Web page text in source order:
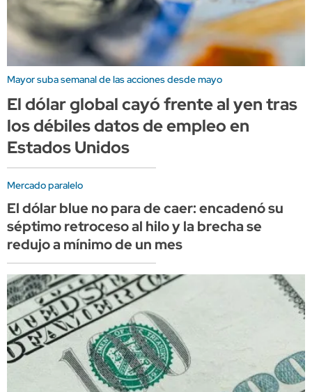
Mayor suba semanal de las acciones desde mayo
El dólar global cayó frente al yen tras
los débiles datos de empleo en
Estados Unidos
Mercado paralelo
El dólar blue no para de caer: encadenó su
séptimo retroceso al hilo y la brecha se
redujo a mínimo de un mes